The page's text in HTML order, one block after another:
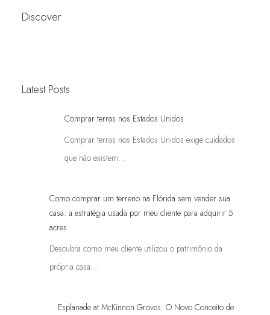
Discover
Latest Posts
Comprar terras nos Estados Unidos
Comprar terras nos Estados Unidos exige cuidados
que não existem…
Como comprar um terreno na Flórida sem vender sua
casa: a estratégia usada por meu cliente para adquirir 5
acres
Descubra como meu cliente utilizou o patrimônio da
própria casa…
Esplanade at McKinnon Groves: O Novo Conceito de